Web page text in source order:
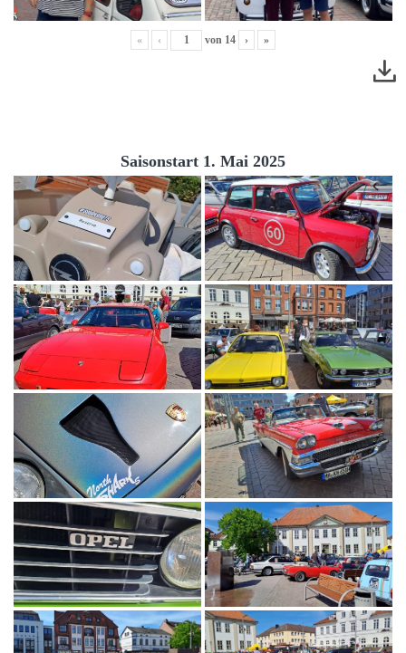
« ‹ von 14 › »
Saisonstart 1. Mai 2025